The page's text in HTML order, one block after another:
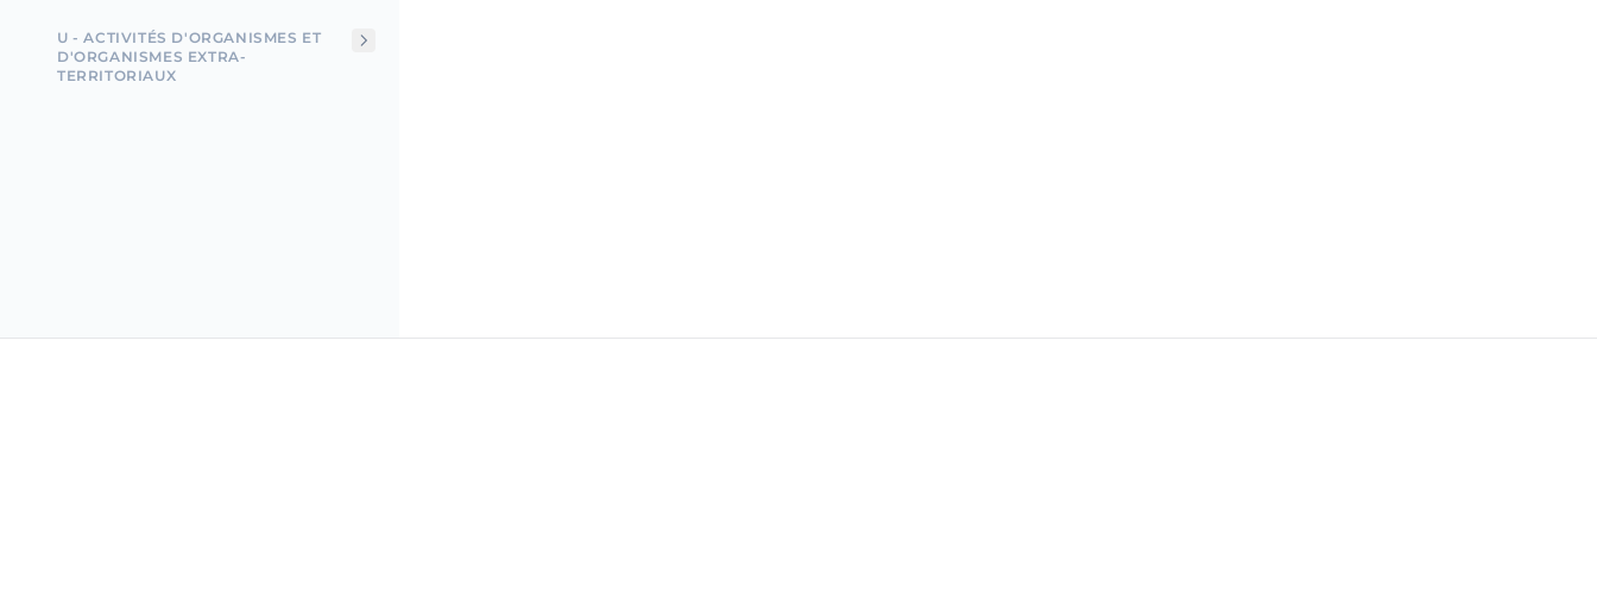
U - ACTIVITÉS D'ORGANISMES ET
D'ORGANISMES EXTRA-
TERRITORIAUX